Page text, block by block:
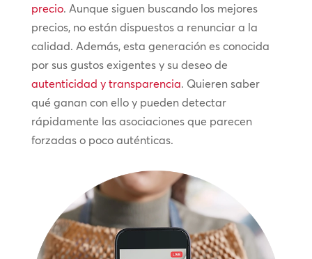
precio. Aunque siguen buscando los mejores
precios, no están dispuestos a renunciar a la
calidad. Además, esta generación es conocida
por sus gustos exigentes y su deseo de
autenticidad y transparencia. Quieren saber
qué ganan con ello y pueden detectar
rápidamente las asociaciones que parecen
forzadas o poco auténticas.